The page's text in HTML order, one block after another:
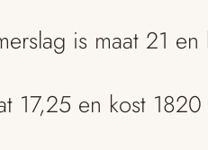
is maat 21
17,25 en kost